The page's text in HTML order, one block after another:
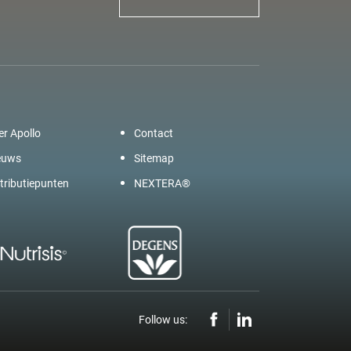
Apollo
Contact
Sitemap
NEXTERA®
Follow us: